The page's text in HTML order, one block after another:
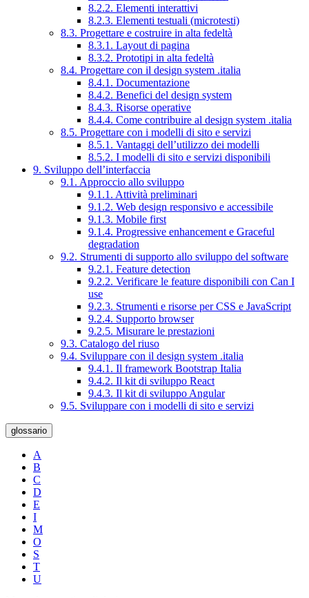
8.2.2. Elementi interattivi
8.2.3. Elementi testuali (microtesti)
8.3. Progettare e costruire in alta fedeltà
8.3.1. Layout di pagina
8.3.2. Prototipi in alta fedeltà
8.4. Progettare con il design system .italia
8.4.1. Documentazione
8.4.2. Benefici del design system
8.4.3. Risorse operative
8.4.4. Come contribuire al design system .italia
8.5. Progettare con i modelli di sito e servizi
8.5.1. Vantaggi dell’utilizzo dei modelli
8.5.2. I modelli di sito e servizi disponibili
9. Sviluppo dell’interfaccia
9.1. Approccio allo sviluppo
9.1.1. Attività preliminari
9.1.2. Web design responsivo e accessibile
9.1.3. Mobile first
9.1.4. Progressive enhancement e Graceful
degradation
9.2. Strumenti di supporto allo sviluppo del software
9.2.1. Feature detection
9.2.2. Verificare le feature disponibili con Can I
use
9.2.3. Strumenti e risorse per CSS e JavaScript
9.2.4. Supporto browser
9.2.5. Misurare le prestazioni
9.3. Catalogo del riuso
9.4. Sviluppare con il design system .italia
9.4.1. Il framework Bootstrap Italia
9.4.2. Il kit di sviluppo React
9.4.3. Il kit di sviluppo Angular
9.5. Sviluppare con i modelli di sito e servizi
glossario
A
B
C
D
E
I
M
O
S
T
U